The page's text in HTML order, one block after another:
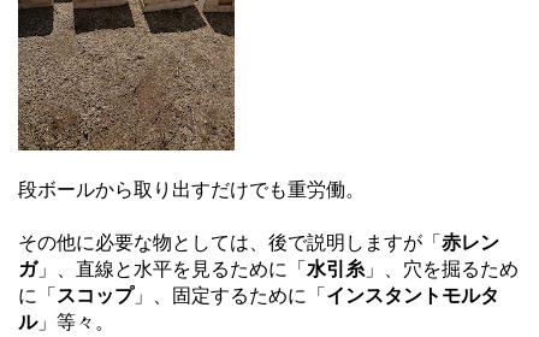
段ボールから取り出すだけでも重労働。
その他に必要な物としては、後で説明しますが「 赤レン
ガ」、直線と水平を見るために「 水引糸 」、穴を掘るため
に「 スコップ」、固定するために「 インスタントモルタ
ル」等々。